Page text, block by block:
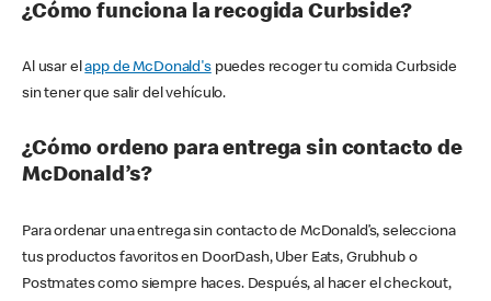
¿Cómo funciona la recogida Curbside?
Al usar elapp de McDonald'spuedes recoger tu comida Curbside
sin tener que salir del vehículo.
¿Cómo ordeno para entrega sin contacto de
McDonald’s?
Para ordenar una entrega sin contacto de McDonald’s, selecciona
tus productos favoritos en DoorDash, Uber Eats, Grubhub o
Postmates como siempre haces. Después, al hacer el checkout,